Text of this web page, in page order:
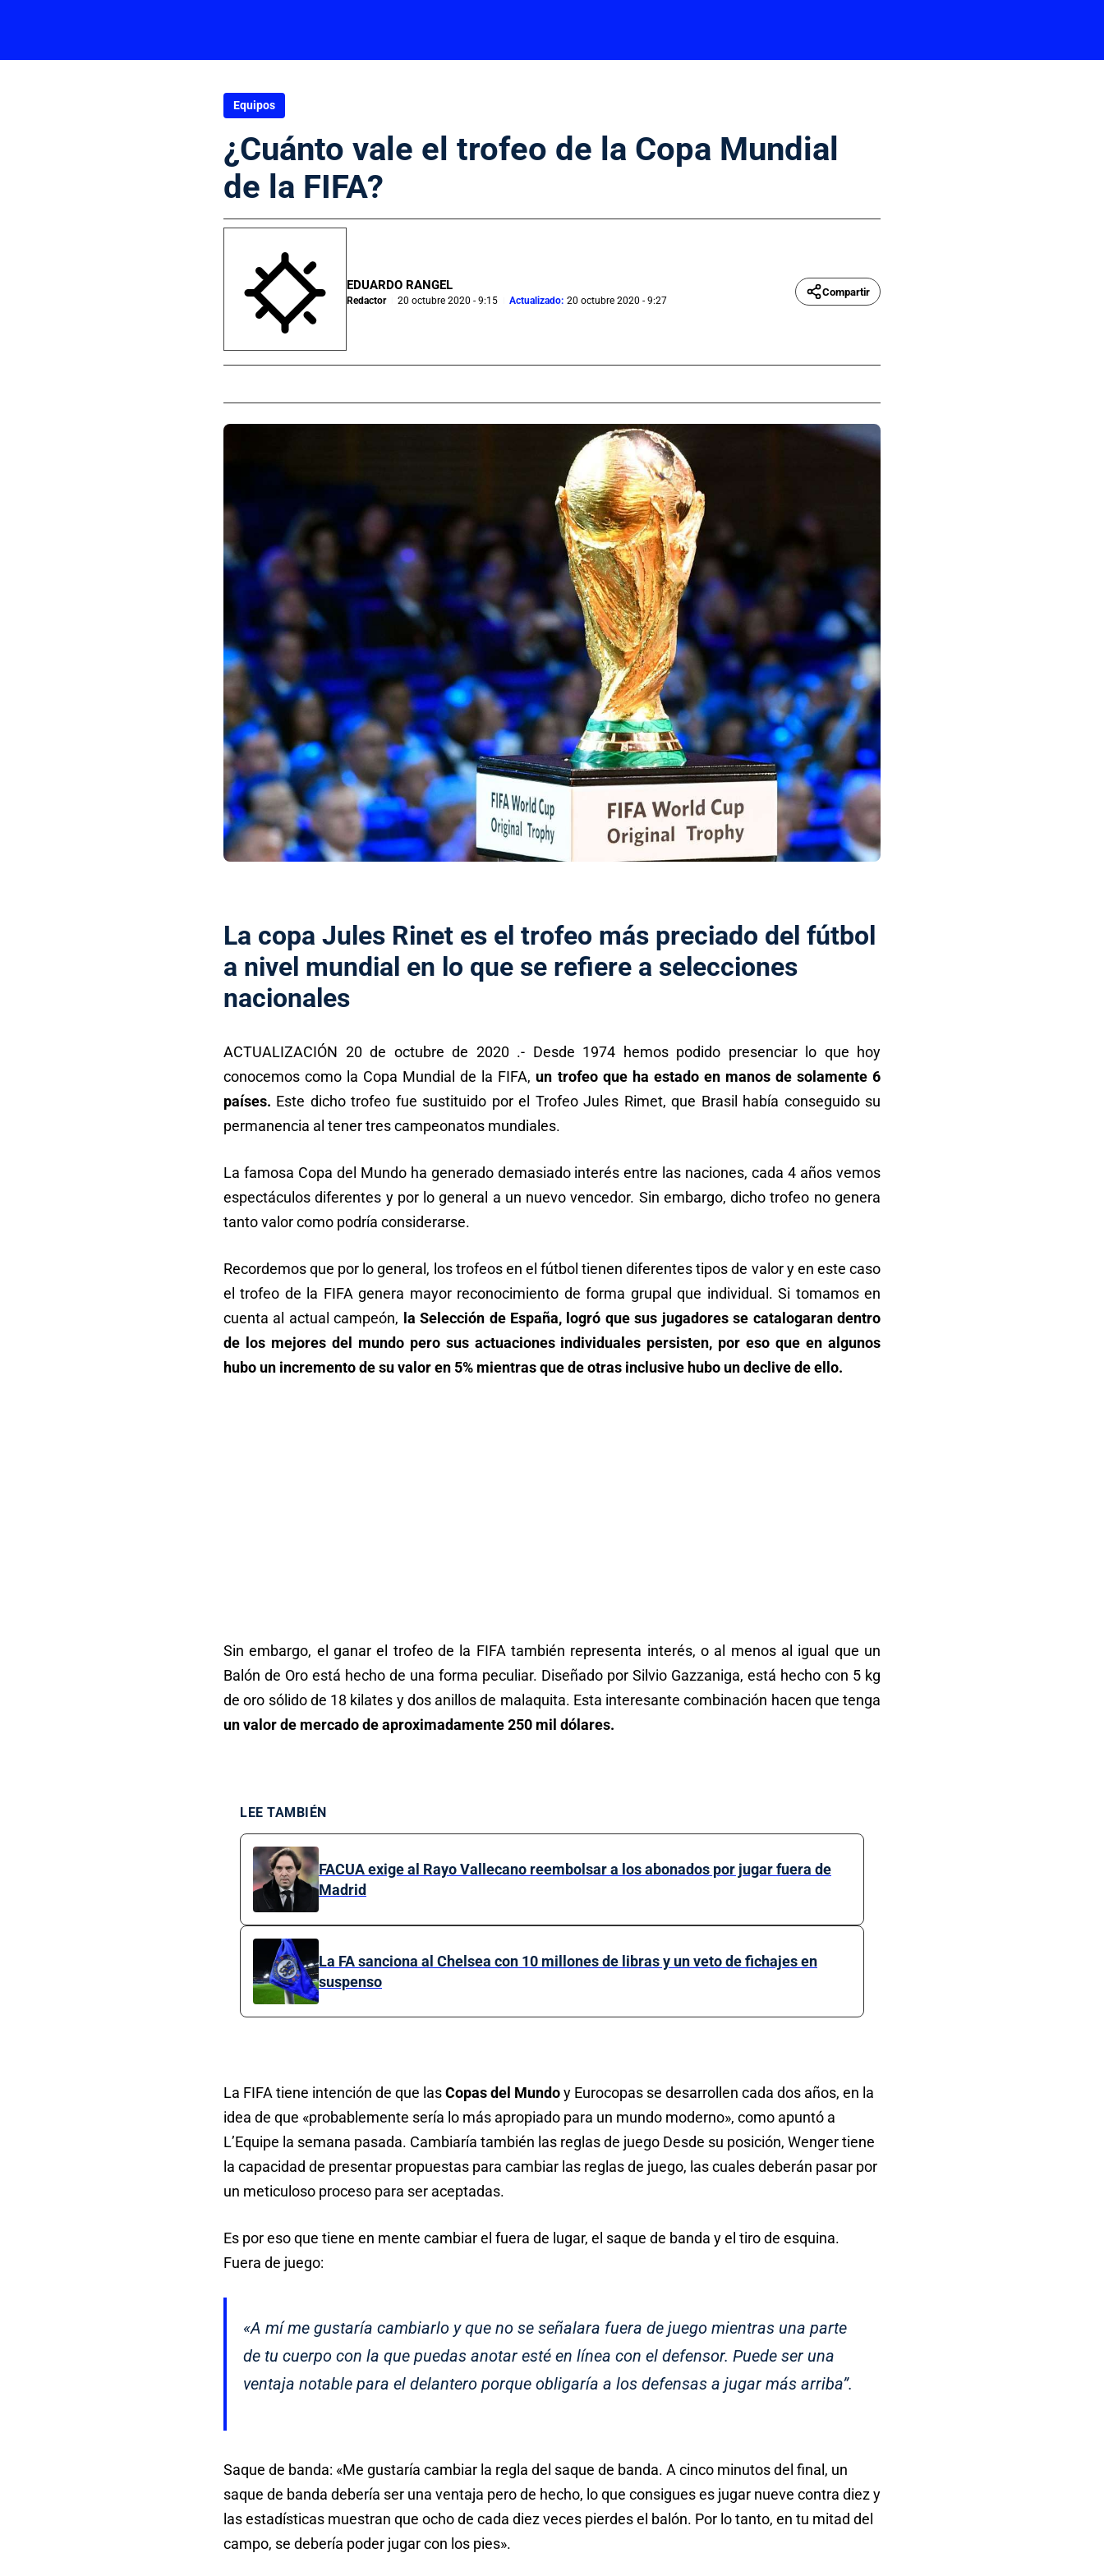
Equipos
¿Cuánto vale el trofeo de la Copa Mundial
de la FIFA?
EDUARDO RANGEL
Redactor 20 octubre 2020 - 9:15 Actualizado: 20 octubre 2020 - 9:27
Compartir
La copa Jules Rinet es el trofeo más preciado del fútbol
a nivel mundial en lo que se refiere a selecciones
nacionales
ACTUALIZACIÓN 20 de octubre de 2020 .- Desde 1974 hemos podido presenciar lo que hoy
conocemos como la Copa Mundial de la FIFA, un trofeo que ha estado en manos de solamente 6
países. Este dicho trofeo fue sustituido por el Trofeo Jules Rimet, que Brasil había conseguido su
permanencia al tener tres campeonatos mundiales.
La famosa Copa del Mundo ha generado demasiado interés entre las naciones, cada 4 años vemos
espectáculos diferentes y por lo general a un nuevo vencedor. Sin embargo, dicho trofeo no genera
tanto valor como podría considerarse.
Recordemos que por lo general, los trofeos en el fútbol tienen diferentes tipos de valor y en este caso
el trofeo de la FIFA genera mayor reconocimiento de forma grupal que individual. Si tomamos en
cuenta al actual campeón, la Selección de España, logró que sus jugadores se catalogaran dentro
de los mejores del mundo pero sus actuaciones individuales persisten, por eso que en algunos
hubo un incremento de su valor en 5% mientras que de otras inclusive hubo un declive de ello.
Sin embargo, el ganar el trofeo de la FIFA también representa interés, o al menos al igual que un
Balón de Oro está hecho de una forma peculiar. Diseñado por Silvio Gazzaniga, está hecho con 5 kg
de oro sólido de 18 kilates y dos anillos de malaquita. Esta interesante combinación hacen que tenga
un valor de mercado de aproximadamente 250 mil dólares.
LEE TAMBIÉN
FACUA exige al Rayo Vallecano reembolsar a los abonados por jugar fuera de
Madrid
La FA sanciona al Chelsea con 10 millones de libras y un veto de fichajes en
suspenso
La FIFA tiene intención de que lasCopas del Mundoy Eurocopas se desarrollen cada dos años, en la
idea de que «probablemente sería lo más apropiado para un mundo moderno», como apuntó a
L’Equipe la semana pasada. Cambiaría también las reglas de juego Desde su posición, Wenger tiene
la capacidad de presentar propuestas para cambiar las reglas de juego, las cuales deberán pasar por
un meticuloso proceso para ser aceptadas.
Es por eso que tiene en mente cambiar el fuera de lugar, el saque de banda y el tiro de esquina.
Fuera de juego:
«A mí me gustaría cambiarlo y que no se señalara fuera de juego mientras una parte
de tu cuerpo con la que puedas anotar esté en línea con el defensor. Puede ser una
ventaja notable para el delantero porque obligaría a los defensas a jugar más arriba”.
Saque de banda: «Me gustaría cambiar la regla del saque de banda. A cinco minutos del final, un
saque de banda debería ser una ventaja pero de hecho, lo que consigues es jugar nueve contra diez y
las estadísticas muestran que ocho de cada diez veces pierdes el balón. Por lo tanto, en tu mitad del
campo, se debería poder jugar con los pies».